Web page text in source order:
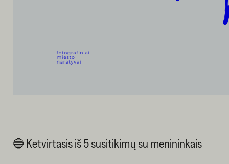
🔵 Ketvirtasis iš 5 susitikimų su menininkais